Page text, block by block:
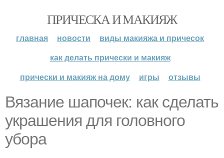
ПРИЧЕСКА И МАКИЯЖ
главная новости
виды макияжа и причесок
как делать прически и макияж
прически и макияж на дому
игры отзывы
Вязание шапочек: как сделать
украшения для головного
убора